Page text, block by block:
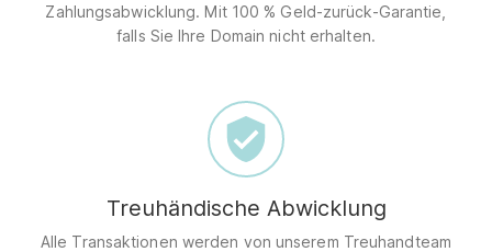
Zahlungsabwicklung. Mit 100 % Geld-zurück-Garantie,
falls Sie Ihre Domain nicht erhalten.
Treuhändische Abwicklung
Alle Transaktionen werden von unserem Treuhandteam